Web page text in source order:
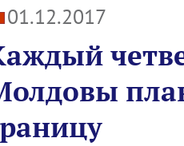
01.12.2017